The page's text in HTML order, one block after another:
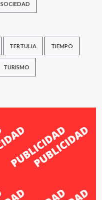
SOCIEDAD
TERTULIA TIEMPO
TURISMO